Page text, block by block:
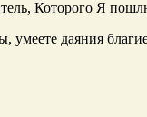
Которого Я
умеете даяния